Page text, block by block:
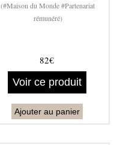
(#Maison du Monde #Partenariat
rémunéré)
82€
Voir ce produit
Ajouter au panier